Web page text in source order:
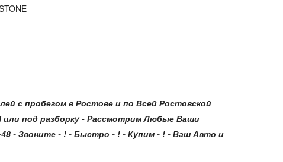
с пробегом в Ростове и по Всей Ростовской
под разборку - Рассмотрим Любые Ваши
48 - Звоните - ! - Быстро - ! - Купим - ! - Ваш Авто и